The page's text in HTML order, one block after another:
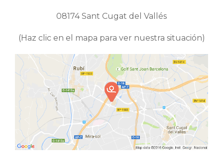
08174 Sant Cugat del Vallés
(Haz clic en el mapa para ver nuestra situación)